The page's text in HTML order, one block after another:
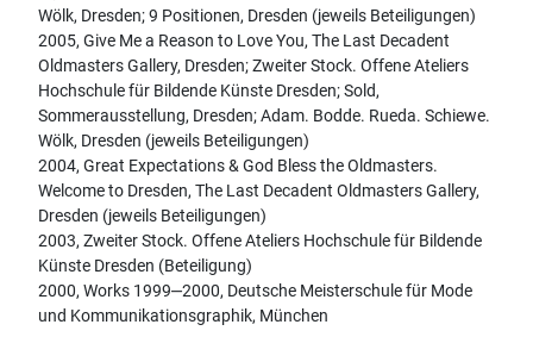
Wölk, Dresden; 9 Positionen, Dresden (jeweils Beteiligungen)
2005, Give Me a Reason to Love You, The Last Decadent
Oldmasters Gallery, Dresden; Zweiter Stock. Offene Ateliers
Hochschule für Bildende Künste Dresden; Sold,
Sommerausstellung, Dresden; Adam. Bodde. Rueda. Schiewe.
Wölk, Dresden (jeweils Beteiligungen)
2004, Great Expectations & God Bless the Oldmasters.
Welcome to Dresden, The Last Decadent Oldmasters Gallery,
Dresden (jeweils Beteiligungen)
2003, Zweiter Stock. Offene Ateliers Hochschule für Bildende
Künste Dresden (Beteiligung)
2000, Works 1999‒2000, Deutsche Meisterschule für Mode
und Kommunikationsgraphik, München